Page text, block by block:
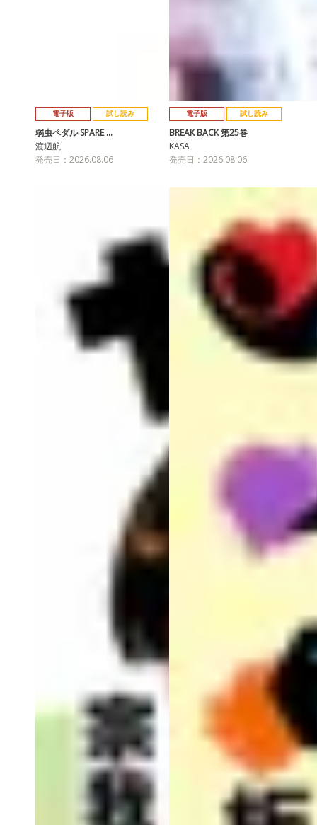
電子版 試し読み
弱虫ペダル SPARE …
渡辺航
発売日：2026.08.06
電子版 試し読み
BREAK BACK 第25巻
KASA
発売日：2026.08.06